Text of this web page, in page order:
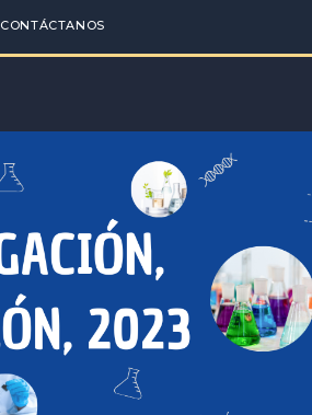
CONTÁCTANOS